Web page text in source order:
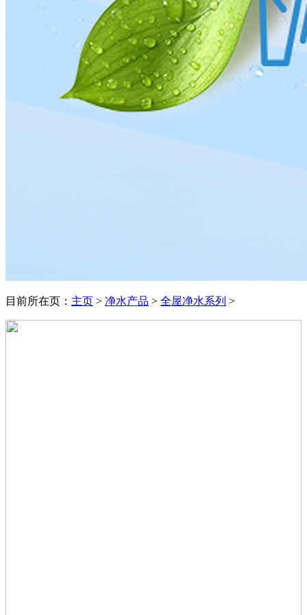
目前所在页： 主页 > 净水产品 > 全屋净水系列 >